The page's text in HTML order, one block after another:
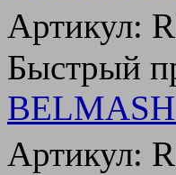
Артикул:
Быстрый
Артикул: